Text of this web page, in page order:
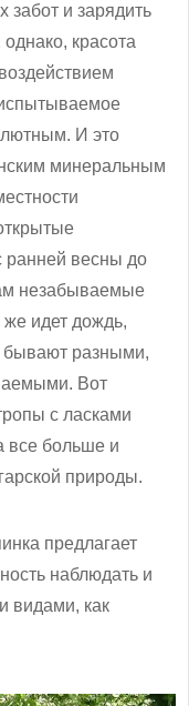
забот и зарядить
красота
И это
минеральным
ранней весны до
незабываемые
идет дождь,
бывают разными,
Вот
с ласками
все больше и
природы.
предлагает
наблюдать и
видами, как